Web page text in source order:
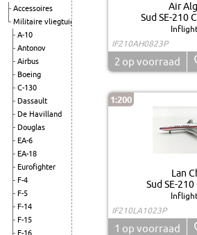
Accessoires
Militaire vliegtuigen
A-10
Antonov
Airbus
Boeing
C-130
Dassault
De Havilland
Douglas
EA-6
EA-18
Eurofighter
F-4
F-5
F-14
F-15
F-16
Air
Sud SE-210
IF210AH0823P
2 op voorraad
1:200
Lan
Sud SE-
IF210LA1023P
1 op voorraad